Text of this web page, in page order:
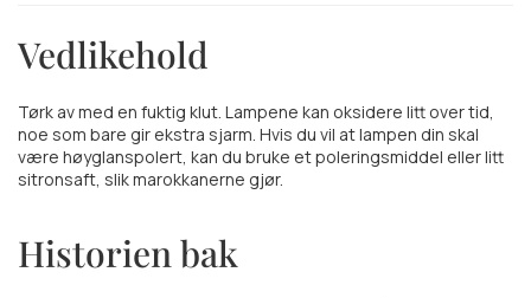
Vedlikehold
Tørk av med en fuktig klut. Lampene kan oksidere litt over tid,
noe som bare gir ekstra sjarm. Hvis du vil at lampen din skal
være høyglanspolert, kan du bruke et poleringsmiddel eller litt
sitronsaft, slik marokkanerne gjør.
Historien bak